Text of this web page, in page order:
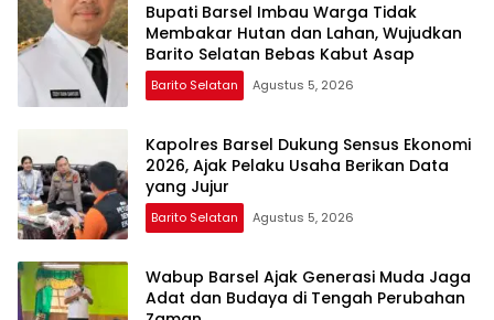
Bupati Barsel Imbau Warga Tidak
Membakar Hutan dan Lahan, Wujudkan
Barito Selatan Bebas Kabut Asap
Barito Selatan Agustus 5, 2026
Kapolres Barsel Dukung Sensus Ekonomi
2026, Ajak Pelaku Usaha Berikan Data
yang Jujur
Barito Selatan Agustus 5, 2026
Wabup Barsel Ajak Generasi Muda Jaga
Adat dan Budaya di Tengah Perubahan